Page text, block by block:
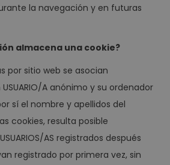
la navegación y en futuras
almacena una cookie?
por sitio web se asocian
A anónimo y su ordenador
sí el nombre y apellidos del
cookies, resulta posible
AS registrados después
registrado por primera vez, sin